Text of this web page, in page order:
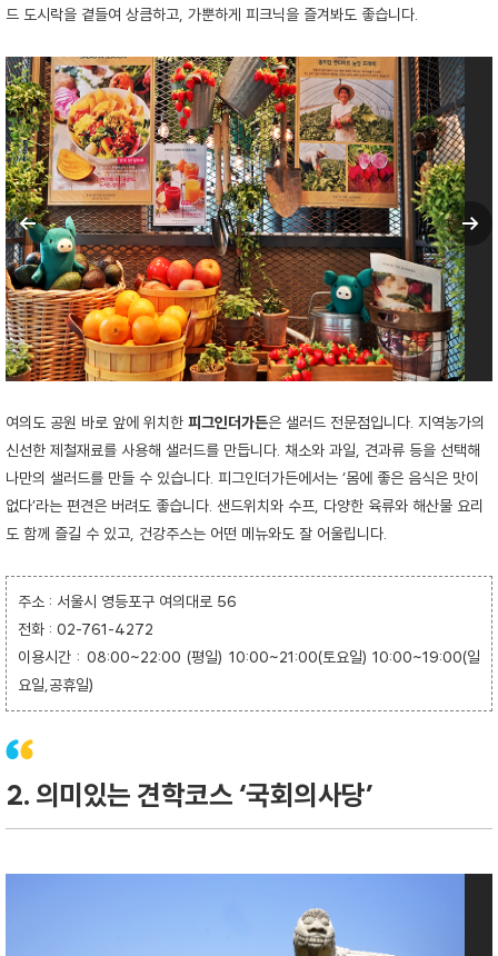
드 도시락을 곁들여 상큼하고, 가뿐하게 피크닉을 즐겨봐도 좋습니다.
여의도 공원 바로 앞에 위치한 피그인더가든은 샐러드 전문점입니다. 지역농가의
신선한 제철재료를 사용해 샐러드를 만듭니다. 채소와 과일, 견과류 등을 선택해
나만의 샐러드를 만들 수 있습니다. 피그인더가든에서는 ‘몸에 좋은 음식은 맛이
없다’라는 편견은 버려도 좋습니다. 샌드위치와 수프, 다양한 육류와 해산물 요리
도 함께 즐길 수 있고, 건강주스는 어떤 메뉴와도 잘 어울립니다.
주소 : 서울시 영등포구 여의대로 56
전화 : 02-761-4272
이용시간 : 08:00~22:00 (평일) 10:00~21:00(토요일) 10:00~19:00(일
요일,공휴일)
2. 의미있는 견학코스 ‘국회의사당’